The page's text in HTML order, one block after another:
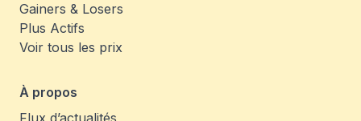
Gainers & Losers
Plus Actifs
Voir tous les prix
À propos
Flux d’actualités